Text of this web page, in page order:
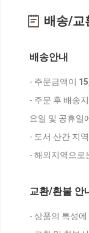
배송/교
배송안내
- 주문금액이
- 주문 후 배송
요일 및 공휴일
- 도서 산간 지
- 해외지역으로
교환/환불 안
- 상품의 특성